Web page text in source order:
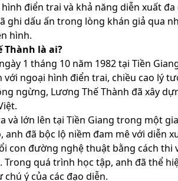
điển trai và khả năng diễn xuất
ghi dấu ấn trong lòng khán giả qua
hình.
Thành là ai?
1 tháng 10 năm 1982 tại Tiền
với ngoại hình điển trai, chiều cao lý
ngừng, Lương Thế Thành đã xây
và lớn lên tại Tiền Giang trong một
anh đã bộc lộ niềm đam mê với diễn
con đường nghệ thuật bằng cách thi
Trong quá trình học tập, anh đã thể
ý của các đạo diễn.